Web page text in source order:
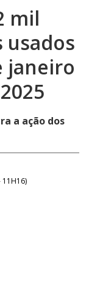
mil
usados
janeiro
a ação dos
11H16)